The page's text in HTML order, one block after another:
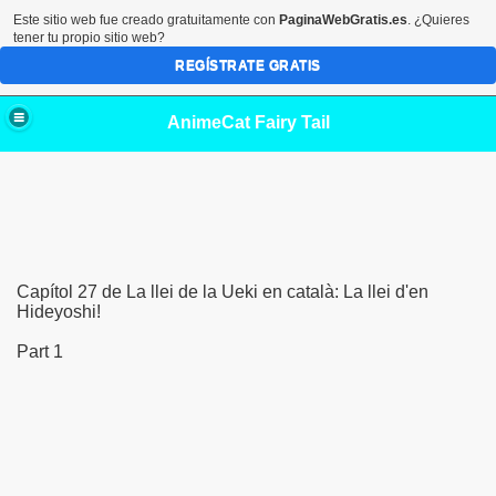
AnimeCat Fairy Tail
Capítol 27 de La llei de la Ueki en català: La llei d'en
Hideyoshi!
Part 1
Este sitio web fue creado gratuitamente con PaginaWebGratis.es. ¿Quieres
tener tu propio sitio web?
REGÍSTRATE GRATIS